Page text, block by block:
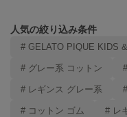
ミーエスミーム
ミラオーウェン
モワージュ
人気の絞り込み条件
# GELATO PIQUE KIDS
# グレー系 コットン
# レギンス グレー系
# コットン ゴム # レ